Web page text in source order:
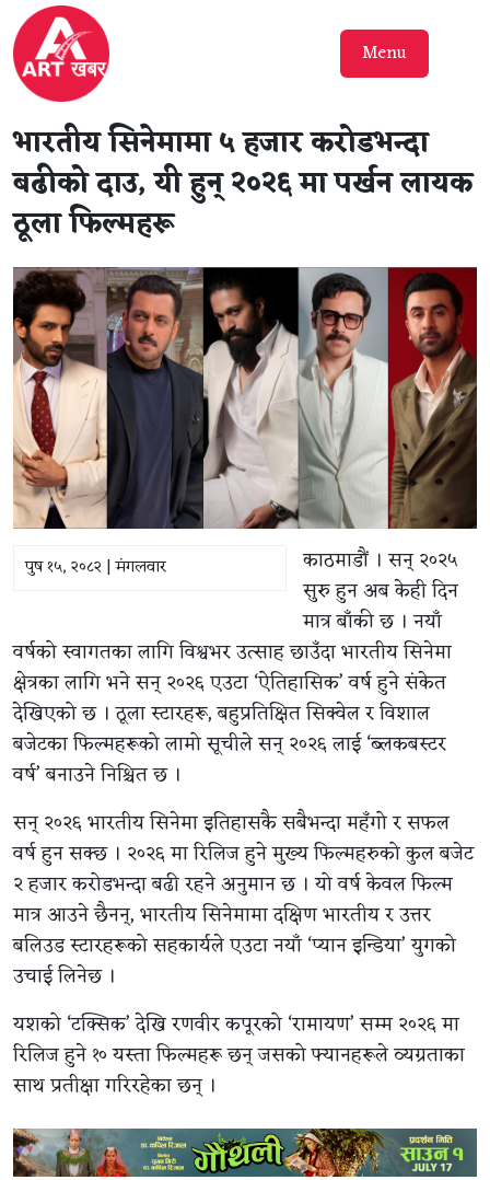
Menu
भारतीय सिनेमामा ५ हजार करोडभन्दा
बढीको दाउ, यी हुन् २०२६ मा पर्खन लायक
ठूला फिल्महरू
पुष १५, २०८२ | मंगलवार
काठमाडौं । सन् २०२५
सुरु हुन अब केही दिन
मात्र बाँकी छ । नयाँ
वर्षको स्वागतका लागि विश्वभर उत्साह छाउँदा भारतीय सिनेमा
क्षेत्रका लागि भने सन् २०२६ एउटा ‘ऐतिहासिक’ वर्ष हुने संकेत
देखिएको छ । ठूला स्टारहरू, बहुप्रतिक्षित सिक्वेल र विशाल
बजेटका फिल्महरूको लामो सूचीले सन् २०२६ लाई ‘ब्लकबस्टर
वर्ष’ बनाउने निश्चित छ ।
सन् २०२६ भारतीय सिनेमा इतिहासकै सबैभन्दा महँगो र सफल
वर्ष हुन सक्छ । २०२६ मा रिलिज हुने मुख्य फिल्महरुको कुल बजेट
२ हजार करोडभन्दा बढी रहने अनुमान छ । यो वर्ष केवल फिल्म
मात्र आउने छैनन्, भारतीय सिनेमामा दक्षिण भारतीय र उत्तर
बलिउड स्टारहरूको सहकार्यले एउटा नयाँ ‘प्यान इन्डिया’ युगको
उचाई लिनेछ ।
यशको ‘टक्सिक’ देखि रणवीर कपूरको ‘रामायण’ सम्म २०२६ मा
रिलिज हुने १० यस्ता फिल्महरू छन् जसको फ्यानहरूले व्यग्रताका
साथ प्रतीक्षा गरिरहेका छन् ।